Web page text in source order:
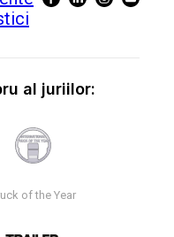
al juriilor:
of the Year